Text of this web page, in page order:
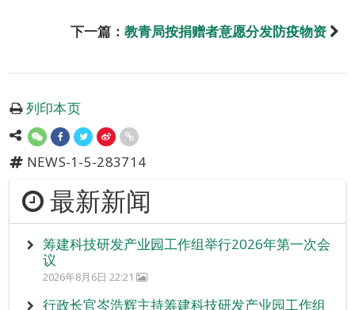
下一篇： 教青局按捐赠者意愿分发防疫物资
列印本页
NEWS-1-5-283714
最新新闻
筹建科技研发产业园工作组举行2026年第一次会
议
2026年8月6日 22:21
行政长官岑浩辉主持筹建科技研发产业园工作组